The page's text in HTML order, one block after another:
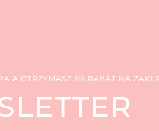
A OTRZYMASZ 5% RABAT NA